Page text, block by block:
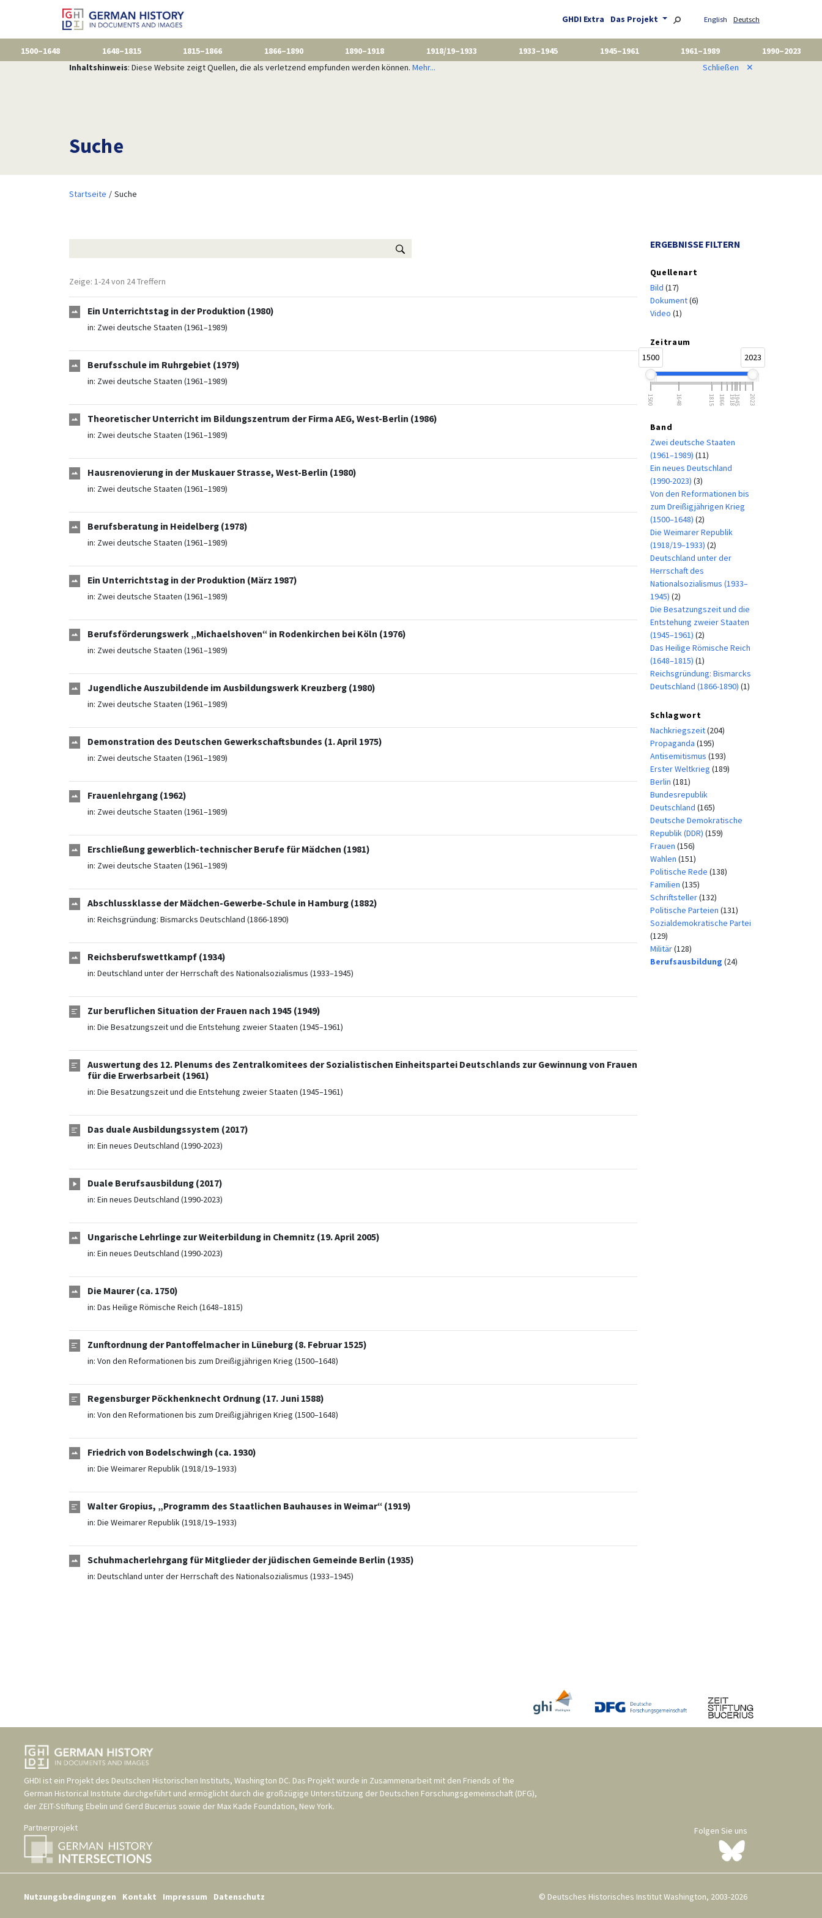
GHDI Extra Das Projekt English Deutsch
1500–1648 1648–1815 1815–1866 1866–1890 1890–1918 1918/19–1933 1933–1945 1945–1961 1961–1989
1990–2023
Inhaltshinweis: Diese Website zeigt Quellen, die als verletzend empfunden werden können. Mehr... Schließen ✕
Suche
Startseite Suche
Zeige: 1-24 von 24 Treffern
Ein Unterrichtstag in der Produktion (1980)
in: Zwei deutsche Staaten (1961–1989)
Berufsschule im Ruhrgebiet (1979)
in: Zwei deutsche Staaten (1961–1989)
Theoretischer Unterricht im Bildungszentrum der Firma AEG, West-Berlin (1986)
in: Zwei deutsche Staaten (1961–1989)
Hausrenovierung in der Muskauer Strasse, West-Berlin (1980)
in: Zwei deutsche Staaten (1961–1989)
Berufsberatung in Heidelberg (1978)
in: Zwei deutsche Staaten (1961–1989)
Ein Unterrichtstag in der Produktion (März 1987)
in: Zwei deutsche Staaten (1961–1989)
Berufsförderungswerk „Michaelshoven“ in Rodenkirchen bei Köln (1976)
in: Zwei deutsche Staaten (1961–1989)
Jugendliche Auszubildende im Ausbildungswerk Kreuzberg (1980)
in: Zwei deutsche Staaten (1961–1989)
Demonstration des Deutschen Gewerkschaftsbundes (1. April 1975)
in: Zwei deutsche Staaten (1961–1989)
Frauenlehrgang (1962)
in: Zwei deutsche Staaten (1961–1989)
Erschließung gewerblich-technischer Berufe für Mädchen (1981)
in: Zwei deutsche Staaten (1961–1989)
Abschlussklasse der Mädchen-Gewerbe-Schule in Hamburg (1882)
in: Reichsgründung: Bismarcks Deutschland (1866-1890)
Reichsberufswettkampf (1934)
in: Deutschland unter der Herrschaft des Nationalsozialismus (1933–1945)
Zur beruflichen Situation der Frauen nach 1945 (1949)
in: Die Besatzungszeit und die Entstehung zweier Staaten (1945–1961)
Auswertung des 12. Plenums des Zentralkomitees der Sozialistischen Einheitspartei Deutschlands zur Gewinnung von Frauen
für die Erwerbsarbeit (1961)
in: Die Besatzungszeit und die Entstehung zweier Staaten (1945–1961)
Das duale Ausbildungssystem (2017)
in: Ein neues Deutschland (1990-2023)
Duale Berufsausbildung (2017)
in: Ein neues Deutschland (1990-2023)
Ungarische Lehrlinge zur Weiterbildung in Chemnitz (19. April 2005)
in: Ein neues Deutschland (1990-2023)
Die Maurer (ca. 1750)
in: Das Heilige Römische Reich (1648–1815)
Zunftordnung der Pantoffelmacher in Lüneburg (8. Februar 1525)
in: Von den Reformationen bis zum Dreißigjährigen Krieg (1500–1648)
Regensburger Pöckhenknecht Ordnung (17. Juni 1588)
in: Von den Reformationen bis zum Dreißigjährigen Krieg (1500–1648)
Friedrich von Bodelschwingh (ca. 1930)
in: Die Weimarer Republik (1918/19–1933)
Walter Gropius, „Programm des Staatlichen Bauhauses in Weimar“ (1919)
in: Die Weimarer Republik (1918/19–1933)
Schuhmacherlehrgang für Mitglieder der jüdischen Gemeinde Berlin (1935)
in: Deutschland unter der Herrschaft des Nationalsozialismus (1933–1945)
ERGEBNISSE FILTERN
Quellenart
Bild (17)
Dokument(6)
Video (1)
Zeitraum
1500
2023
1500 1648 1815 1866 19181945 2023
Band
Zwei deutsche Staaten
(1961–1989) (11)
Ein neues Deutschland
(1990-2023) (3)
Von den Reformationen bis
zum Dreißigjährigen Krieg
(1500–1648) (2)
Die Weimarer Republik
(1918/19–1933) (2)
Deutschland unter der
Herrschaft des
Nationalsozialismus (1933–
1945) (2)
Die Besatzungszeit und die
Entstehung zweier Staaten
(1945–1961) (2)
Das Heilige Römische Reich
(1648–1815) (1)
Reichsgründung: Bismarcks
Deutschland (1866-1890) (1)
Schlagwort
Nachkriegszeit(204)
Propaganda (195)
Antisemitismus (193)
Erster Weltkrieg (189)
Berlin (181)
Bundesrepublik
Deutschland (165)
Deutsche Demokratische
Republik (DDR) (159)
Frauen (156)
Wahlen (151)
Politische Rede (138)
Familien (135)
Schriftsteller(132)
Politische Parteien (131)
Sozialdemokratische Partei
(129)
Militär(128)
Berufsausbildung (24)
GHDI ist ein Projekt des Deutschen Historischen Instituts, Washington DC. Das Projekt wurde in Zusammenarbeit mit den Friends of the
German Historical Institute durchgeführt und ermöglicht durch die großzügige Unterstützung der Deutschen Forschungsgemeinschaft (DFG),
der ZEIT-Stiftung Ebelin und Gerd Bucerius sowie der Max Kade Foundation, New York.
Partnerprojekt
Folgen Sie uns
Nutzungsbedingungen Kontakt Impressum Datenschutz © Deutsches Historisches Institut Washington, 2003-2026